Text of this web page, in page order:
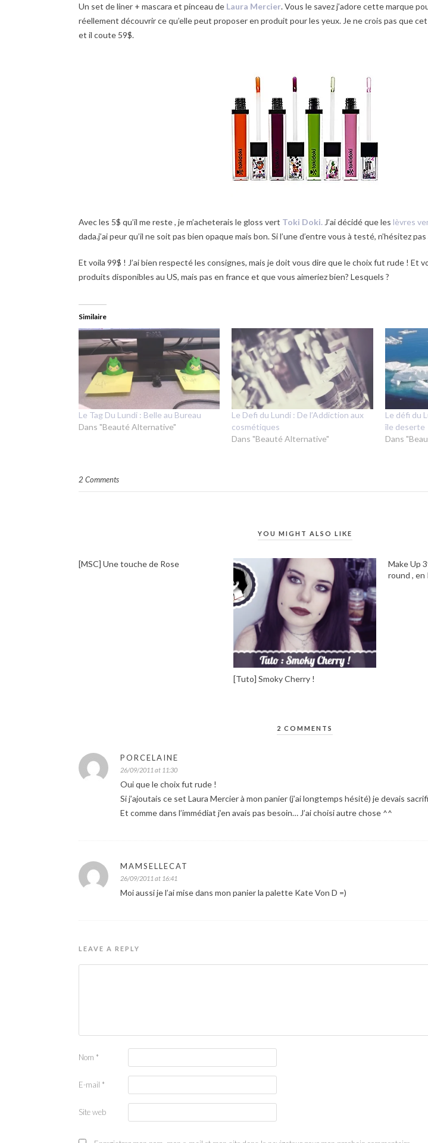
Un set de liner + mascara et pinceau de Laura Mercier. Vous le savez j’adore cette marque
réellement découvrir ce qu’elle peut proposer en produit pour les yeux. Je ne crois pas que
et il coute 59$.
Avec les 5$ qu’il me reste , je m’acheterais le gloss vert Toki Doki. J’ai décidé que les lèvres
dada.j’ai peur qu’il ne soit pas bien opaque mais bon. Si l’une d’entre vous à testé, n’hésitez
Et voila 99$ ! J’ai bien respecté les consignes, mais je doit vous dire que le choix fut rude ! Et
produits disponibles au US, mais pas en france et que vous aimeriez bien? Lesquels ?
Similaire
Le Tag Du Lundi : Belle au Bureau
Dans "Beauté Alternative"
Le Defi du Lundi : De l’Addiction aux
cosmétiques
Dans "Beauté Alternative"
Le défi du
île deserte
Dans
2 Comments
YOU MIGHT ALSO LIKE
[MSC] Une touche de Rose
[Tuto] Smoky Cherry !
Make Up
round , en
2 COMMENTS
PORCELAINE
26/09/2011 at 11:30
Oui que le choix fut rude !
Si j’ajoutais ce set Laura Mercier à mon panier (j’ai longtemps hésité) je devais
Et comme dans l’immédiat j’en avais pas besoin… J’ai choisi autre chose ^^
MAMSELLECAT
26/09/2011 at 16:41
Moi aussi je l’ai mise dans mon panier la palette Kate Von D =)
LEAVE A REPLY
Nom *
E-mail *
Site web